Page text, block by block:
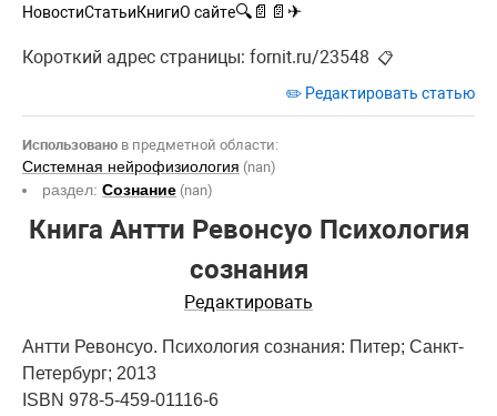
НовостиСтатьиКнигиО сайте🔍 📄 📄 ✈
Короткий адрес страницы: fornit.ru/23548 📋
✏️ Редактировать статью
Использовано в предметной области:
Системная нейрофизиология (nan)
раздел:Сознание (nan)
Книга Антти Ревонсуо Психология
сознания
Редактировать
Антти Ревонсуо. Психология сознания: Питер; Санкт-
Петербург; 2013
ISBN 978-5-459-01116-6